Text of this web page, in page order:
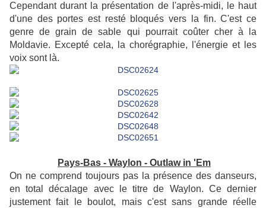
Cependant durant la présentation de l'après-midi, le haut
d'une des portes est resté bloqués vers la fin. C'est ce
genre de grain de sable qui pourrait coûter cher à la
Moldavie. Excepté cela, la chorégraphie, l'énergie et les
voix sont là.
Pays-Bas - Waylon - Outlaw in 'Em
On ne comprend toujours pas la présence des danseurs,
en total décalage avec le titre de Waylon. Ce dernier
justement fait le boulot, mais c'est sans grande réelle